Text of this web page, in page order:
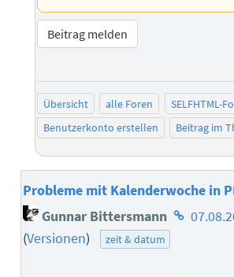
Beitrag melden
Übersicht alle Foren SELFHTML-
Benutzerkonto erstellen
Beitrag im
Probleme mit Kalenderwoche in
Gunnar Bittersmann
des
(Versionen) zeit & datum